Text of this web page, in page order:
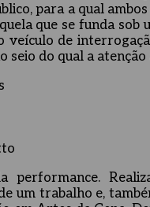
para a qual
que se funda
de
seio do qual a
performance.
um trabalho e,